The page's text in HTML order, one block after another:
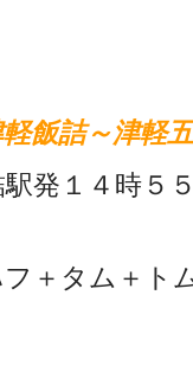
飯詰～津軽
発１４時
＋タム＋ト